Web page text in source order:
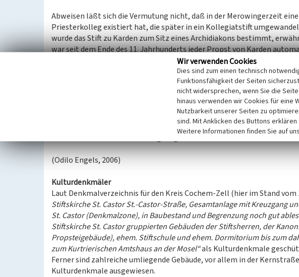
Abweisen läßt sich die Vermutung nicht, daß in der Merowingerzeit
Priesterkolleg existiert hat, die später in ein Kollegiatstift
wurde das Stift zu Karden zum Sitz eines Archidiakons bestimmt,
war seit dem Ende des 11. Jahrhunderts jeder Propst von Karden
deswegen der Propst seit dem 12. Jahrhundert seinen Hauptsitz in
Baubeginn der romanischen Stiftskirche um die Mitte des 11.
sie restaurierungsbedürftig. Zu dieser Zeit bewohnten 14 Kanoniker das
Einen Vogt besaß das Stift wohl nicht, da es zum „dominium“ der
Kanonikern Eigenbesitz ausdrücklich untersagt, ein Zeichen der
(Odilo Engels, 2006)
Kulturdenkmäler
Laut Denkmalverzeichnis für den Kreis Cochem-Zell (hier im Stand vom
Stiftskirche St. Castor St.-Castor-Straße, Gesamtanlage mit Kreuzgang
St. Castor (Denkmalzone), in Baubestand und Begrenzung noch gut
Stiftskirche St. Castor gruppierten Gebäuden der Stiftsherren, der
Propsteigebäude), ehem. Stiftschule und ehem. Dormitorium bis zum
zum Kurtrierischen Amtshaus an der Mosel“als Kulturdenkmale
Ferner sind zahlreiche umliegende Gebäude, vor allem in der
Kulturdenkmale ausgewiesen.
Wir verwenden Cookies
Dies sind zum einen technisch
Funktionsfähigkeit der Seiten
nicht widersprechen, wenn Sie die
hinaus verwenden wir Cookies für eine
Nutzbarkeit unserer Seiten zu
sind. Mit Anklicken des Buttons erklären
Weitere Informationen finden Sie auf